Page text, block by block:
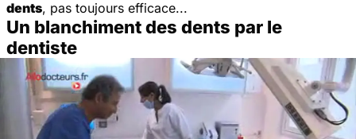
dents, pas toujours efficace...
Un blanchiment des dents par le
dentiste